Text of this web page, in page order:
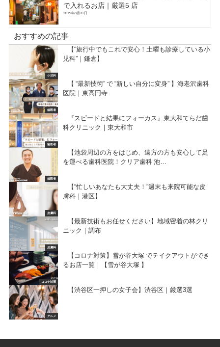
で入れるお店｜厳選5 店
2019年8月31日
おすすめの記事
小児科
【“旅行中でもこれで安心！土曜も診療している小
児科”｜鎌倉】
歯医者
【 “最新技術” で “新しい自分に変身” 】海老沢歯科
医院｜東高円寺
歯医者
『スピードと結果にフォーカス』東大和てらだ歯
科クリニック｜東大和市
歯医者
【池袋周辺の方をはじめ、遠方の方も安心して足
を運べる歯科医院！クリア歯科 池…
皮膚科
【“忙しいあなたも大丈夫！”週末も来院可能な皮
膚科｜港区】
皮膚科
【最新技術もお任せください】地域密着の林クリ
ニック｜調布
コロナ対策
【コロナ対策】雪が谷大塚 でテイクアウトができ
るお店一覧｜【雪が谷大塚 】
グルメ
【渋谷区一押しの女子会】渋谷区｜厳選3選